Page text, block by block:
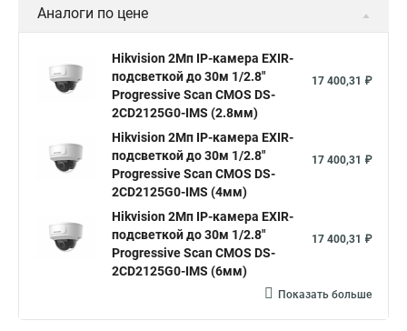
Аналоги по цене
Hikvision 2Мп IP-камера EXIR-
подсветкой до 30м 1/2.8"
Progressive Scan CMOS DS-
2CD2125G0-IMS (2.8мм)
17 400,31 ₽
Hikvision 2Мп IP-камера EXIR-
подсветкой до 30м 1/2.8"
Progressive Scan CMOS DS-
2CD2125G0-IMS (4мм)
17 400,31 ₽
Hikvision 2Мп IP-камера EXIR-
подсветкой до 30м 1/2.8"
Progressive Scan CMOS DS-
2CD2125G0-IMS (6мм)
17 400,31 ₽
Показать больше